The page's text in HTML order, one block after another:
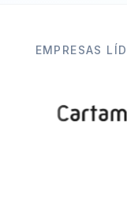
EMPRESAS